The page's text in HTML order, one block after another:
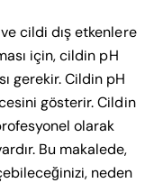
cildi dış etkenlere
için, cildin pH
gerekir. Cildin pH
gösterir. Cildin
olarak
Bu makalede,
neden